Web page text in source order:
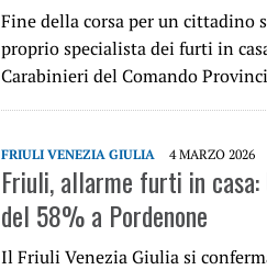
Fine della corsa per un cittadino
proprio specialista dei furti in
Carabinieri del Comando
FRIULI VENEZIA GIULIA 4 MARZO 2026
Friuli, allarme furti in
del 58% a Pordenone
Il Friuli Venezia Giulia si